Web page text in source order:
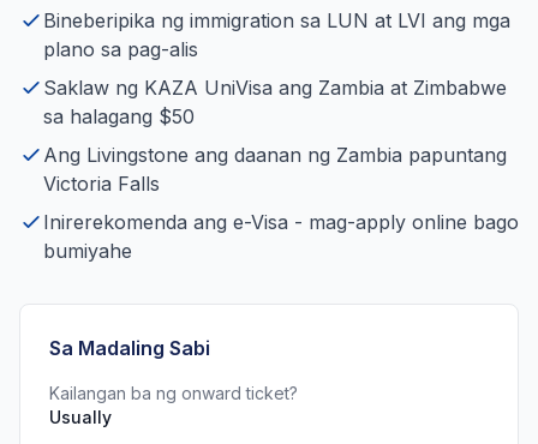
Bineberipika ng immigration sa LUN at LVI ang mga
plano sa pag-alis
Saklaw ng KAZA UniVisa ang Zambia at Zimbabwe
sa halagang $50
Ang Livingstone ang daanan ng Zambia papuntang
Victoria Falls
Inirerekomenda ang e-Visa - mag-apply online bago
bumiyahe
Sa Madaling Sabi
Kailangan ba ng onward ticket?
Usually